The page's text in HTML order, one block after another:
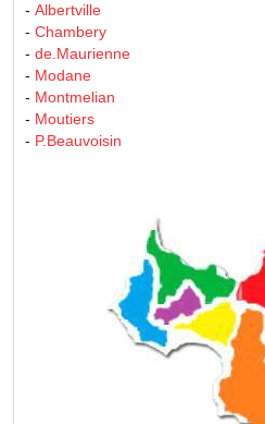
- Albertville
- Chambery
- de.Maurienne
- Modane
- Montmelian
- Moutiers
- P.Beauvoisin